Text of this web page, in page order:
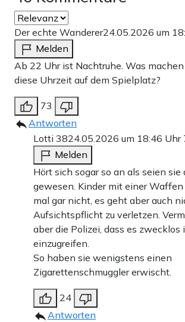
Der echte Wanderer24.05.2026 um
Melden
Ab 22 Uhr ist Nachtruhe. Was machen
diese Uhrzeit auf dem Spielplatz?
73
Antworten
Lotti 3824.05.2026 um 18:46 Uhr
Melden
Hört sich sogar so an als seien sie
gewesen. Kinder mit einer
mal gar nicht, es geht aber auch
Aufsichtspflicht zu verletzen.
aber die Polizei, dass es zwecklos
einzugreifen.
So haben sie wenigstens einen
Zigarettenschmuggler erwischt.
24
Antworten